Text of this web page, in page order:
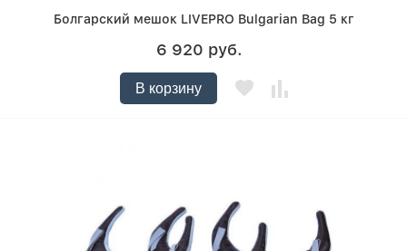
Болгарский мешок LIVEPRO Bulgarian Bag 5 кг
6 920 руб.
В корзину